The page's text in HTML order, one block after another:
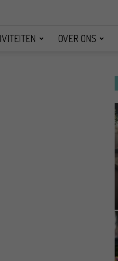
OVER ONS